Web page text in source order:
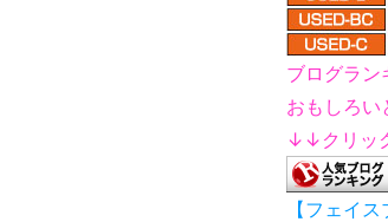
ブログラン
おもしろい
↓↓クリッ
【フェイス